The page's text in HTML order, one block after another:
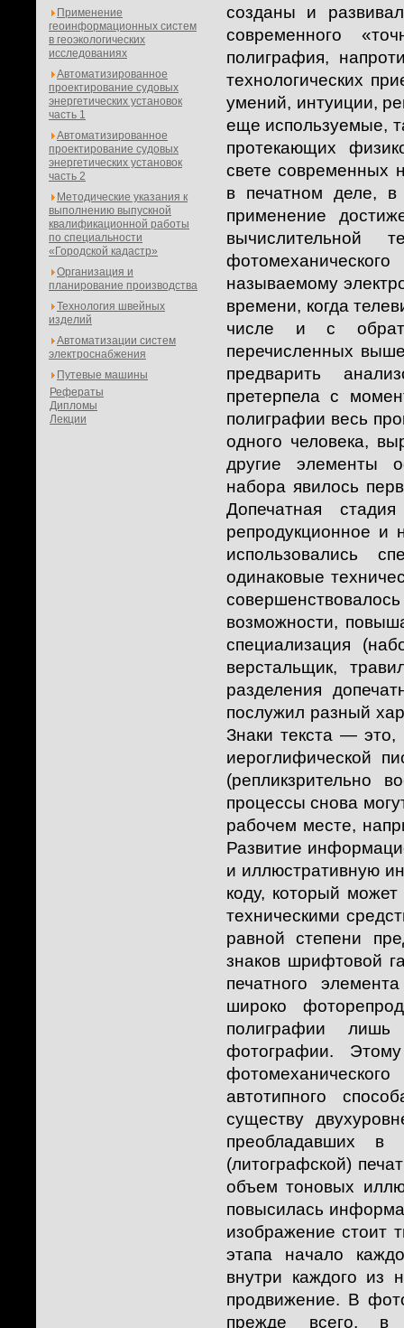
Применение
геоинформационных систем
в геоэкологических
исследованиях
Автоматизированное
проектирование судовых
энергетических установок
часть 1
Автоматизированное
проектирование судовых
энергетических установок
часть 2
Методические указания к
выполнению выпускной
квалификационной работы
по специальности
«Городской кадастр»
Организация и
планирование производства
Технология швейных
изделий
Автоматизации систем
электроснабжения
Путевые машины
Рефераты
Дипломы
Лекции
созданы и
современного
полиграфия,
технологических
умений, интуиции,
еще используемые,
протекающих
свете современных
в печатном деле, в
применение
вычислительной
называемому
времени, когда
числе и с
перечисленных
предварить
претерпела с
полиграфии весь
одного человека,
другие элементы
набора явилось
Допечатная
репродукционное и
использовались
одинаковые
возможности,
специализация
верстальщик,
разделения
послужил разный
Знаки текста — это,
иероглифической
(репликзрительно
процессы снова
рабочем месте,
Развитие
и иллюстративную
коду, который
техническими
равной степени
знаков шрифтовой
печатного
широко
полиграфии
фотографии. Этому
автотипного
существу
преобладавших
(литографской)
объем тоновых
повысилась
изображение стоит
этапа начало
внутри каждого из
продвижение. В
прежде всего, в